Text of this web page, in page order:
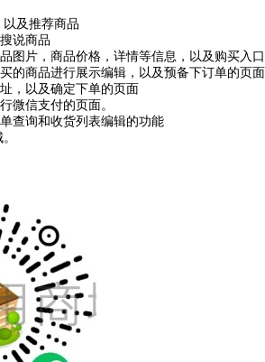
及推荐商品
说商品
图片，商品价格，详情等信息，以及购买入口
的商品进行展示编辑，以及预备下订单的页面
，以及确定下单的页面
微信支付的页面。
查询和收货列表编辑的功能